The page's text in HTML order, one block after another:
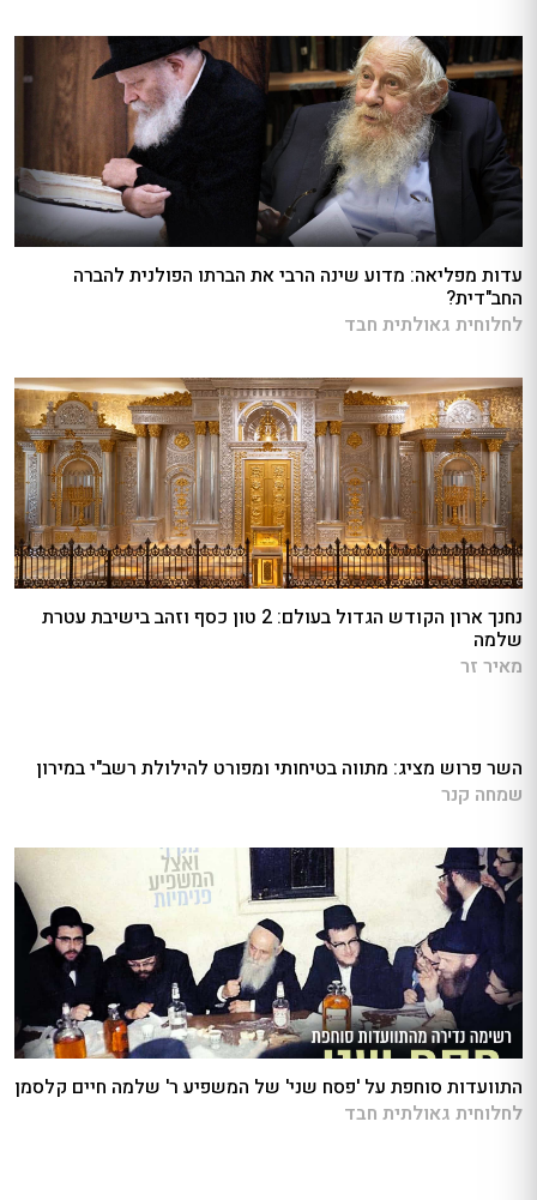
עדות מפליאה: מדוע שינה הרבי את הברתו הפולנית להברה
החב"דית?
לחלוחית גאולתית חבד
נחנך ארון הקודש הגדול בעולם: 2 טון כסף וזהב בישיבת עטרת
שלמה
מאיר זר
השר פרוש מציג: מתווה בטיחותי ומפורט להילולת רשב"י במירון
שמחה קנר
התוועדות סוחפת על 'פסח שני' של המשפיע ר' שלמה חיים קלסמן
לחלוחית גאולתית חבד